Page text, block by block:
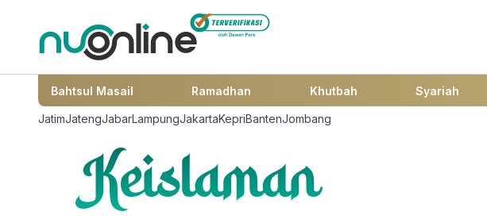
Bahtsul Masail Ramadhan Khutbah Syariah
JatimJatengJabarLampungJakartaKepriBantenJombang